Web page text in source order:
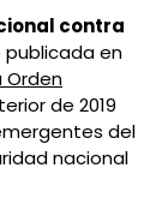
contra
publicada en
Orden
de 2019
del
nacional